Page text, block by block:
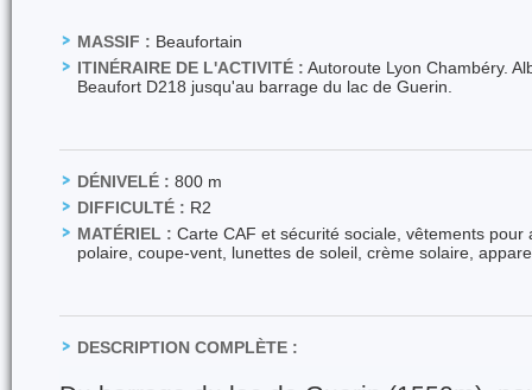
MASSIF : Beaufortain
ITINÉRAIRE DE L'ACTIVITÉ : Autoroute Lyon Chambéry.
Beaufort D218 jusqu'au barrage du lac de Guerin.
DÉNIVELÉ : 800 m
DIFFICULTÉ : R2
MATÉRIEL : Carte CAF et sécurité sociale, vêtements
polaire, coupe-vent, lunettes de soleil, crème solaire,
DESCRIPTION COMPLÈTE :